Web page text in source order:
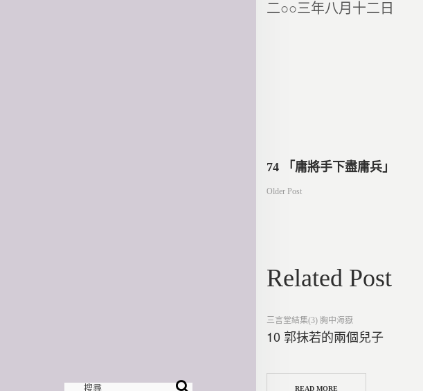
二○○三年八月十二日
文
導
覽
74 「庸將手下盡庸兵」
Older Post
Related Post
Posted
三言堂結集(3) 胸中海嶽
10 郭抹若的兩個兒子
READ MORE